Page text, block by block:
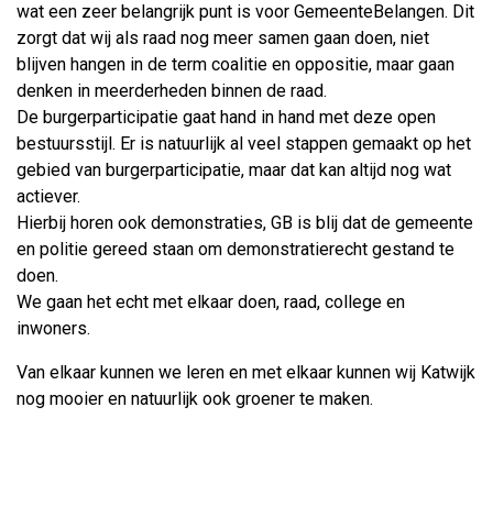
wat een zeer belangrijk punt is voor GemeenteBelangen. Dit
zorgt dat wij als raad nog meer samen gaan doen, niet
blijven hangen in de term coalitie en oppositie, maar gaan
denken in meerderheden binnen de raad.
De burgerparticipatie gaat hand in hand met deze open
bestuursstijl. Er is natuurlijk al veel stappen gemaakt op het
gebied van burgerparticipatie, maar dat kan altijd nog wat
actiever.
Hierbij horen ook demonstraties, GB is blij dat de gemeente
en politie gereed staan om demonstratierecht gestand te
doen.
We gaan het echt met elkaar doen, raad, college en
inwoners.
Van elkaar kunnen we leren en met elkaar kunnen wij Katwijk
nog mooier en natuurlijk ook groener te maken.